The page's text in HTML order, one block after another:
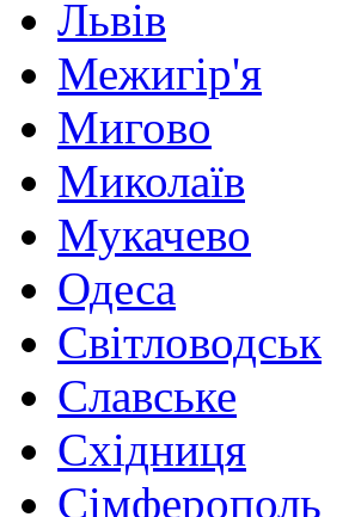
Львів
Межигір'я
Мигово
Миколаїв
Мукачево
Одеса
Світловодськ
Славське
Східниця
Сімферополь